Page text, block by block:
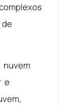
nuvem
e